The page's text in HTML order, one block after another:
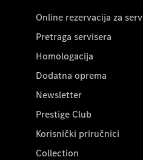
Online rezervacija za
Pretraga servisera
Homologacija
Dodatna oprema
Newsletter
Prestige Club
Korisnički priručnici
Collection